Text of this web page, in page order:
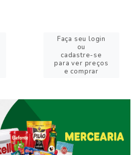
Faça seu login
ou
cadastre-se
para ver preços
e comprar